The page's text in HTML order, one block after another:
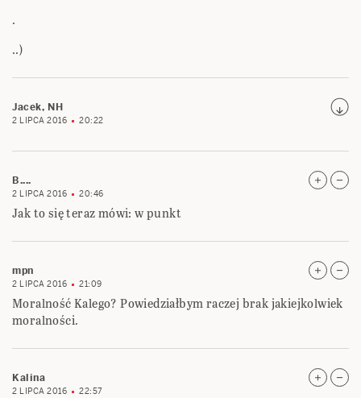
.
..)
Jacek, NH
2 LIPCA 2016 20:22
B....
2 LIPCA 2016 20:46
Jak to się teraz mówi: w punkt
mpn
2 LIPCA 2016 21:09
Moralność Kalego? Powiedziałbym raczej brak jakiejkolwiek
moralności.
Kalina
2 LIPCA 2016 22:57